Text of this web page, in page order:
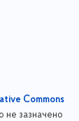
Commons
не зазначено